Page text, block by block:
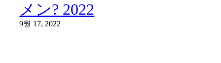
メン? 2022
9월 17, 2022